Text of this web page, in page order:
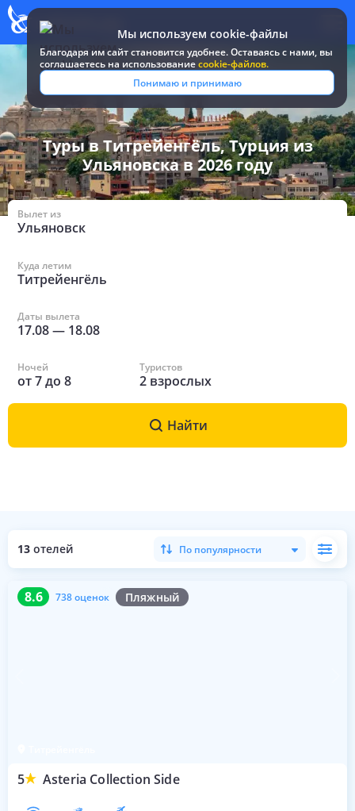
Мы используем cookie-файлы
Благодаря им сайт становится удобнее. Оставаясь c нами, вы
соглашаетесь на использованиеcookie-файлов.
Понимаю и принимаю
Все туры и
Турция /
в Титрейенгёле из
Ульяновска
Туры в Титрейенгёль, Турция из
Ульяновска в 2026 году
Вылет из
Ульяновск
Куда летим
Титрейенгёль
Даты вылета
17.08— 18.08
Ночей
от7до 8
Туристов
2 взрослых
Найти
13 отелей По популярности
8.6 738 оценок Пляжный
5 Asteria Collection Side
8.6 738 оценок